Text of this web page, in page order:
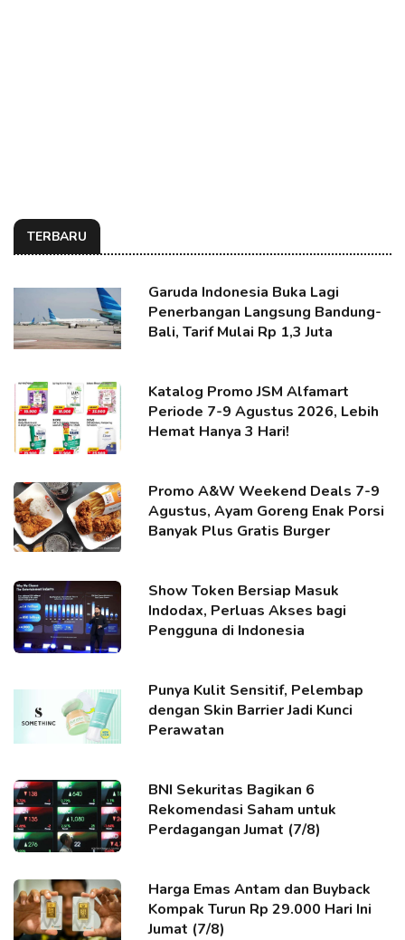
TERBARU
Garuda Indonesia Buka Lagi
Penerbangan Langsung Bandung-
Bali, Tarif Mulai Rp 1,3 Juta
Katalog Promo JSM Alfamart
Periode 7-9 Agustus 2026, Lebih
Hemat Hanya 3 Hari!
Promo A&W Weekend Deals 7-9
Agustus, Ayam Goreng Enak Porsi
Banyak Plus Gratis Burger
Show Token Bersiap Masuk
Indodax, Perluas Akses bagi
Pengguna di Indonesia
Punya Kulit Sensitif, Pelembap
dengan Skin Barrier Jadi Kunci
Perawatan
BNI Sekuritas Bagikan 6
Rekomendasi Saham untuk
Perdagangan Jumat (7/8)
Harga Emas Antam dan Buyback
Kompak Turun Rp 29.000 Hari Ini
Jumat (7/8)